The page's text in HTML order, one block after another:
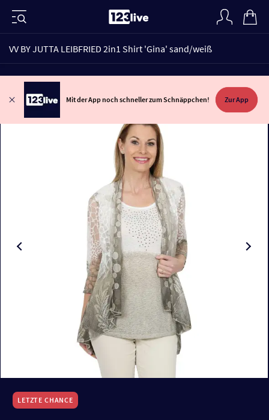
VV BY JUTTA LEIBFRIED 2in1 Shirt 'Gina' sand/weiß
Mit der App noch schneller zum Schnäppchen! Zur App
LETZTE CHANCE